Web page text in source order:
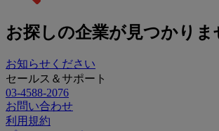
お探しの企業が見つかりま
お知らせください
セールス＆サポート
03-4588-2076
お問い合わせ
利用規約